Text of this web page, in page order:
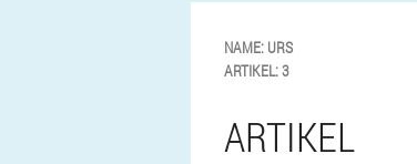
NAME: URS
ARTIKEL:3
ARTIKEL